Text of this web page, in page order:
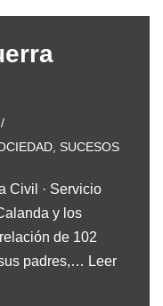
, SUCESOS
Civil · Servicio
y los
de 102
padres,… Leer